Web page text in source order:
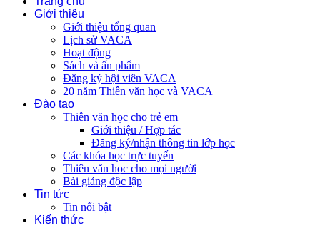
Giới thiệu
Giới thiệu tổng quan
Lịch sử VACA
Hoạt động
Sách và ấn phẩm
Đăng ký hội viên VACA
20 năm Thiên văn học và VACA
Đào tạo
Thiên văn học cho trẻ em
Giới thiệu / Hợp tác
Đăng ký/nhận thông tin lớp học
Các khóa học trực tuyến
Thiên văn học cho mọi người
Bài giảng độc lập
Tin tức
Tin nổi bật
Kiến thức